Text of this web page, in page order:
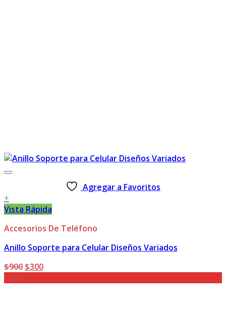
Agregar a Favoritos
+
Vista Rápida
Accesorios De Teléfono
Anillo Soporte para Celular Diseños Variados
$900 El
$300El